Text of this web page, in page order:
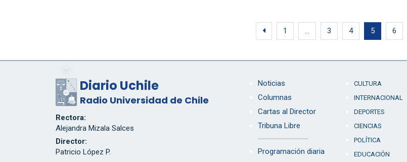
1 … 3 4 5 6
Diario Uchile
Radio Universidad de Chile
Rectora:
Alejandra Mizala Salces
Director:
Patricio López P.
Noticias
Columnas
Cartas al Director
Tribuna Libre
Programación diaria
CULTURA
INTERNACIONAL
DEPORTES
CIENCIAS
POLÍTICA
EDUCACIÓN